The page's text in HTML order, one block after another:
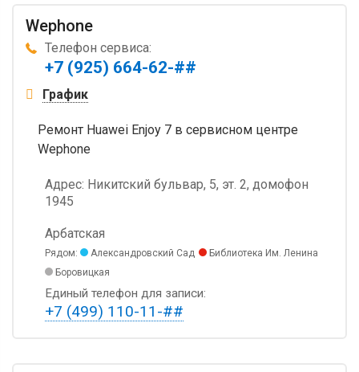
Wephone
Телефон сервиса:
+7 (925) 664-62-##
График
Ремонт Huawei Enjoy 7 в сервисном центре
Wephone
Адрес: Никитский бульвар, 5, эт. 2, домофон
1945
Арбатская
Рядом: Александровский Сад
Библиотека Им. Ленина
Боровицкая
Единый телефон для записи:
+7 (499) 110-11-##